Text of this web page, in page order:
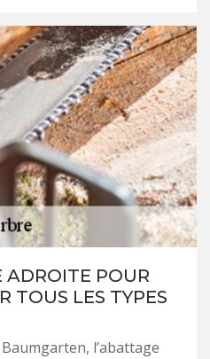
ADROITE POUR
TOUS LES TYPES
l’abattage